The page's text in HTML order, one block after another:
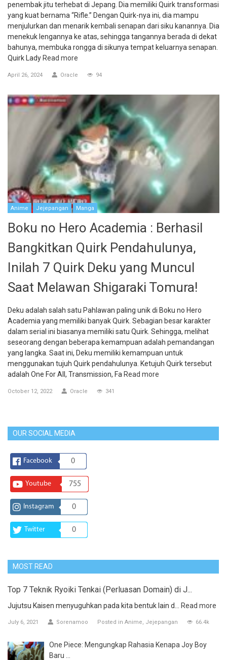
penembak jitu terhebat di Jepang. Dia memiliki Quirk transformasi
yang kuat bernama “Rifle.” Dengan Quirk-nya ini, dia mampu
menjulurkan dan menarik kembali senapan dari siku kanannya. Dia
menekuk lengannya ke atas, sehingga tangannya berada di dekat
bahunya, membuka rongga di sikunya tempat keluarnya senapan.
Quirk Lady Read more
April 26, 2024 Oracle 94
Anime Jejepangan Manga
Boku no Hero Academia : Berhasil
Bangkitkan Quirk Pendahulunya,
Inilah 7 Quirk Deku yang Muncul
Saat Melawan Shigaraki Tomura!
Deku adalah salah satu Pahlawan paling unik di Boku no Hero
Academia yang memiliki banyak Quirk. Sebagian besar karakter
dalam serial ini biasanya memiliki satu Quirk. Sehingga, melihat
seseorang dengan beberapa kemampuan adalah pemandangan
yang langka. Saat ini, Deku memiliki kemampuan untuk
menggunakan tujuh Quirk pendahulunya. Ketujuh Quirk tersebut
adalah One For All, Transmission, Fa Read more
October 12, 2022 Oracle 341
OUR SOCIAL MEDIA
Facebook 0
Youtube 755
Instagram 0
Twitter 0
MOST READ
Top 7 Teknik Ryoiki Tenkai (Perluasan Domain) di J...
Jujutsu Kaisen menyuguhkan pada kita bentuk lain d... Read more
July 6, 2021 Sorenamoo Posted in Anime Jejepangan 66.4k
One Piece: Mengungkap Rahasia Kenapa Joy Boy
Baru ...